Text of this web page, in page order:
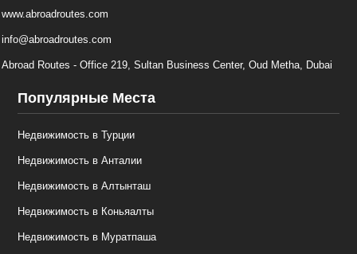
www.abroadroutes.com
info@abroadroutes.com
Abroad Routes - Office 219, Sultan Business Center, Oud Metha, Dubai
Популярные Места
Недвижимость в Турции
Недвижимость в Анталии
Недвижимость в Алтынташ
Недвижимость в Коньяалты
Недвижимость в Муратпаша